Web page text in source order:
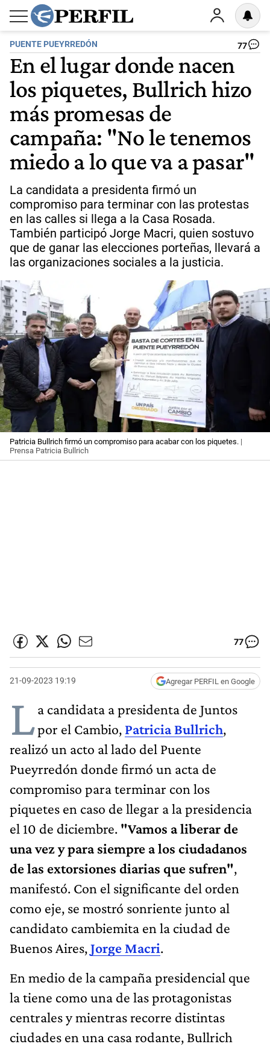
PUENTE PUEYRREDÓN 77
En el lugar donde nacen
los piquetes, Bullrich hizo
más promesas de
campaña: "No le tenemos
miedo a lo que va a pasar"
La candidata a presidenta firmó un
compromiso para terminar con las protestas
en las calles si llega a la Casa Rosada.
También participó Jorge Macri, quien sostuvo
que de ganar las elecciones porteñas, llevará a
las organizaciones sociales a la justicia.
Patricia Bullrich firmó un compromiso para acabar con los piquetes. |
Prensa Patricia Bullrich
77
21-09-2023 19:19 Agregar PERFIL en Google
La candidata a presidenta de Juntos
por el Cambio, Patricia Bullrich,
realizó un acto al lado del Puente
Pueyrredón donde firmó un acta de
compromiso para terminar con los
piquetes en caso de llegar a la presidencia
el 10 de diciembre. "Vamos a liberar de
una vez y para siempre a los ciudadanos
de las extorsiones diarias que sufren",
manifestó. Con el significante del orden
como eje, se mostró sonriente junto al
candidato cambiemita en la ciudad de
Buenos Aires,Jorge Macri.
En medio de la campaña presidencial que
la tiene como una de las protagonistas
centrales y mientras recorre distintas
ciudades en una casa rodante, Bullrich